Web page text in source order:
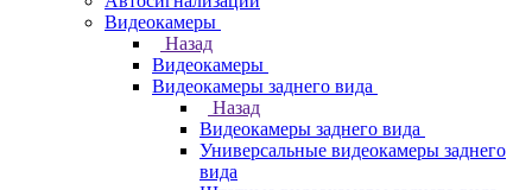
Видеокамеры
Назад
Видеокамеры
Видеокамеры заднего вида
Назад
Видеокамеры заднего вида
Универсальные видеокамеры заднего
вида